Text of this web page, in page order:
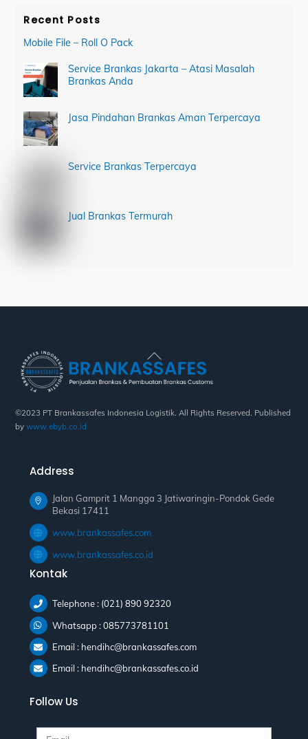
Recent Posts
Mobile File – Roll O Pack
Service Brankas Jakarta – Atasi Masalah
Brankas Anda
Jasa Pindahan Brankas Aman Terpercaya
Service Brankas Terpercaya
Jual Brankas Termurah
Back
To
Top
©2023 PT Brankassafes Indonesia Logistik. All Rights Reserved. Published
bywww.ebyb.co.id
Address
Jalan Gamprit 1 Mangga 3 Jatiwaringin-Pondok Gede
Bekasi 17411
www.brankassafes.com
www.brankassafes.co.id
Kontak
Telephone : (021) 890 92320
Whatsapp : 085773781101
Email : hendihc@brankassafes.com
Email : hendihc@brankassafes.co.id
Follow Us